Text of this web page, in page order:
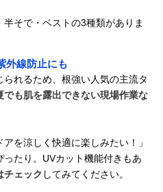
そで・ベストの3種類がありま
外線防止にも
れるため、根強い人気の主流タ
でも肌を露出できない現場作業な
を涼しく快適に楽しみたい！」
たり。UVカット機能付きもあ
チェック してみてください。